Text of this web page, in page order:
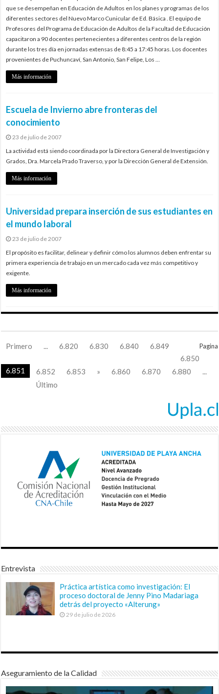
que se desempeñan en Educación de Adultos en los planes y programas de los
diferentes sectores del Nuevo Marco Cunicular de Ed. Básica . El equipo de
Profesores del Programa de Educación de Adultos de la Facultad de Educación
capacitaron a 90 docentes pertenecientes a diferentes centros de la región
durante los tres día en jornadas extensas de 8:45 a 17:45 horas. Los docentes
provenientes de Puchuncaví, San Antonio, San Felipe, Los …
Más información
Escuela de Invierno abre fronteras del
conocimiento
23 de julio de 2007
La actividad está siendo coordinada por la Directora General de Investigación y
Grados, Dra. Marcela Prado Traverso, y por la Dirección General de Extensión.
Más información
Universidad prepara inserción de sus estudiantes en
el mundo laboral
23 de julio de 2007
El propósito es facilitar, delinear y definir cómo los alumnos deben enfrentar su
primera experiencia de trabajo en un mercado cada vez más competitivo y
exigente.
Más información
Pagina
Primero 6.820 6.830 6.840
6.849
6.850
6.851
6.852 6.853 » 6.860 6.870 6.880
Último
Entrevista
Práctica artística como investigación: El
proceso doctoral de Jenny Pino Madariaga
detrás del proyecto «Alterung»
29 de julio de 2026
Aseguramiento de la Calidad